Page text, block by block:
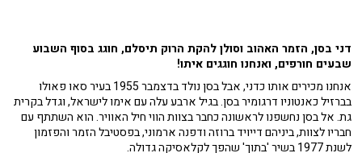
דני בסן, הזמר האהוב וסולן להקת הרוק תיסלם, חוגג בסוף השבוע
שבעים חורפים, ואנחנו חוגגים איתו!
אנחנו מכירים אותו כדני, אבל בסן נולד בדצמבר 1955 בעיר סאו פאולו
בברזיל כאנטוניו דרגומיר בסן. בגיל ארבע עלה עם אימו לישראל, וגדל בקרית
גת. אל בסן נחשפנו לראשונה כחבר בצוות הווי חיל האוויר. הוא השתתף עם
חבריו לצוות, ביניהם דייויד ברוזה ודפנה ארמוני, בפסטיבל הזמר והפזמון
לשנת 1977 בשיר 'בתוך' שהפך לקלאסיקה גדולה.